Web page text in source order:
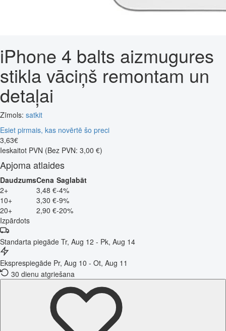
iPhone 4 balts aizmugures
stikla vāciņš remontam un
detaļai
Zīmols: satkit
Esiet pirmais, kas novērtē šo preci
3,63€
Ieskaitot PVN (Bez PVN: 3,00 €)
Apjoma atlaides
DaudzumsCena Saglabāt
2+
3,48 €-4%
10+
3,30 €-9%
20+
2,90 €-20%
Izpārdots
Standarta piegāde Tr, Aug 12 - Pk, Aug 14
Eksprespiegāde Pr, Aug 10 - Ot, Aug 11
30 dienu atgriešana